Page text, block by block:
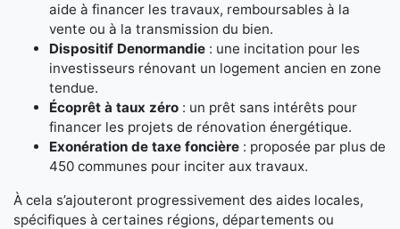
aide à financer les travaux, remboursables à la
vente ou à la transmission du bien.
Dispositif Denormandie : une incitation pour les
investisseurs rénovant un logement ancien en zone
tendue.
Écoprêt à taux zéro : un prêt sans intérêts pour
financer les projets de rénovation énergétique.
Exonération de taxe foncière : proposée par plus de
450 communes pour inciter aux travaux.
À cela s’ajouteront progressivement des aides locales,
spécifiques à certaines régions, départements ou